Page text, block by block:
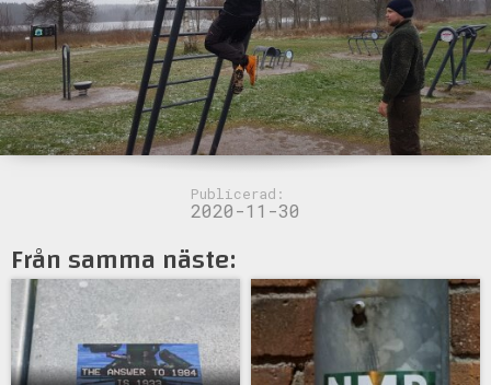
Publicerad:
2020-11-30
Från samma näste: